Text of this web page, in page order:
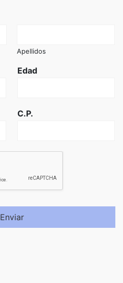
Apellidos
Edad
C.P.
Enviar